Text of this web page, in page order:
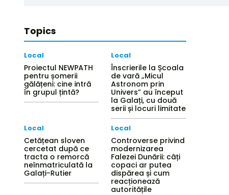
Topics
Local
Proiectul NEWPATH
pentru șomerii
gălățeni: cine intră
în grupul țintă?
Local
Înscrierile la Școala
de vară „Micul
Astronom prin
Univers” au început
la Galați, cu două
serii și locuri limitate
Local
Cetățean sloven
cercetat după ce
tracta o remorcă
neînmatriculată la
Galați-Rutier
Local
Controverse privind
modernizarea
Falezei Dunării: câți
copaci ar putea
dispărea și cum
reacționează
autoritățile